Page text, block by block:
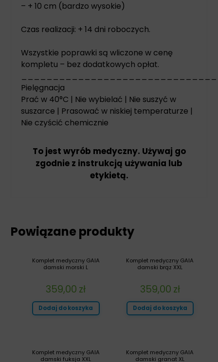
– + 10 cm (bardzo wysokie)
Czas realizacji: + 14 dni roboczych.
Wszystkie poprawki są wliczone w cenę
kompletu – bez dodatkowych opłat.
Pielęgnacja
Prać w 40°C | Nie wybielać | Nie suszyć w
suszarce | Prasować w niskiej temperaturze |
Nie czyścić chemicznie
To jest wyrób medyczny. Używaj go
zgodnie z instrukcją używania lub
etykietą.
Powiązane produkty
Komplet medyczny GAIA
damski brąz XXL
359,00 zł
Dodaj do koszyka
Komplet medyczny GAIA
damski morski L
359,00 zł
Dodaj do koszyka
Komplet medyczny GAIA
damski granat XL
Komplet medyczny GAIA
damski fuksja XXL